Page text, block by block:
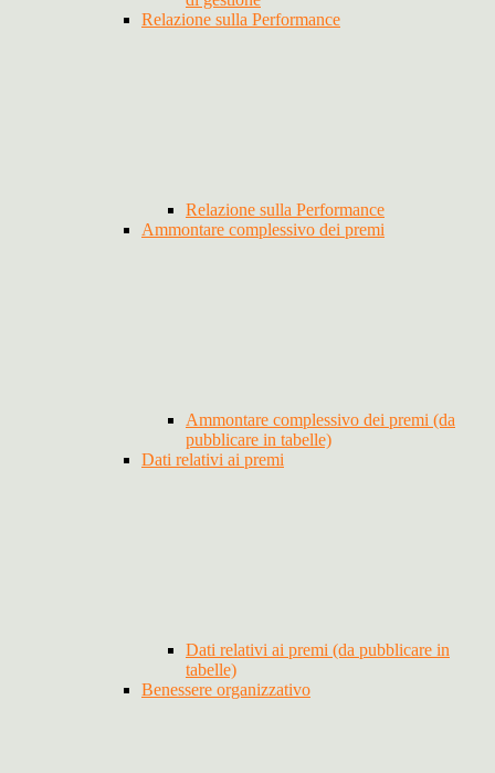
Relazione sulla Performance
Relazione sulla Performance
Ammontare complessivo dei premi
Ammontare complessivo dei premi (da
pubblicare in tabelle)
Dati relativi ai premi
Dati relativi ai premi (da pubblicare in
tabelle)
Benessere organizzativo